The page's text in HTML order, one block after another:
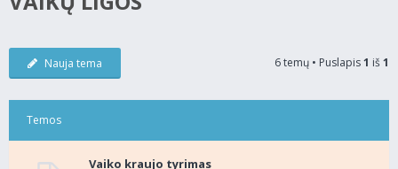
Nauja tema 6 temų • Puslapis1 iš1
Temos
Vaiko kraujo tyrimas